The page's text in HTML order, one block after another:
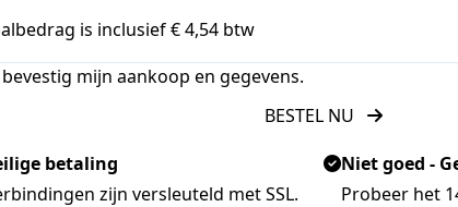
is inclusief € 4,54 btw
mijn aankoop en gegevens.
BESTEL NU
betaling
zijn versleuteld met SSL.
Niet goed -
Probeer het